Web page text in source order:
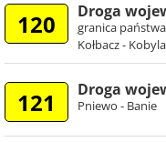
120 Droga
granica
Kołbacz -
121 Droga
Pniewo - Banie